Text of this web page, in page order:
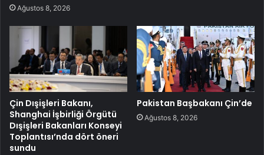
Ağustos 8, 2026
Çin Dışişleri Bakanı,
Shanghai İşbirliği Örgütü
Dışişleri Bakanları Konseyi
Toplantısı’nda dört öneri
sundu
Pakistan Başbakanı Çin’de
Ağustos 8, 2026